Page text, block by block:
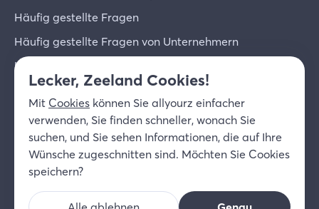
Häufig gestellte Fragen
Häufig gestellte Fragen von Unternehmern
Unternehmer-Login
Über uns
© 2026 allyourz b.v.
Nutzungsbedingungen
Datenschutzrichtlinie
Lecker, Zeeland Cookies!
Mit Cookies können Sie allyourz einfacher
verwenden, Sie finden schneller, wonach Sie
suchen, und Sie sehen Informationen, die auf Ihre
Wünsche zugeschnitten sind. Möchten Sie Cookies
speichern?